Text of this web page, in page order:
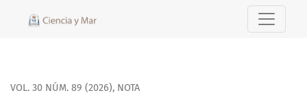
Caída de plumas sueltas durante el baño en agua en la
VOL. 30 NÚM. 89 (2026), NOTA